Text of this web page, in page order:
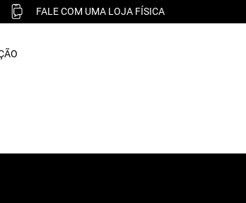
FALE COM UMA LOJA FÍSICA